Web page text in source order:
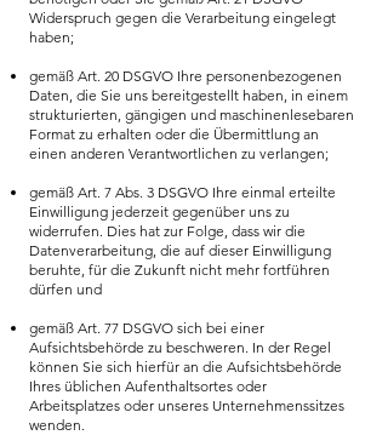
Widerspruch gegen die Verarbeitung eingelegt
haben;
gemäß Art. 20 DSGVO Ihre personenbezogenen
Daten, die Sie uns bereitgestellt haben, in einem
strukturierten, gängigen und maschinenlesebaren
Format zu erhalten oder die Übermittlung an
einen anderen Verantwortlichen zu verlangen;
gemäß Art. 7 Abs. 3 DSGVO Ihre einmal erteilte
Einwilligung jederzeit gegenüber uns zu
widerrufen. Dies hat zur Folge, dass wir die
Datenverarbeitung, die auf dieser Einwilligung
beruhte, für die Zukunft nicht mehr fortführen
dürfen und
gemäß Art. 77 DSGVO sich bei einer
Aufsichtsbehörde zu beschweren. In der Regel
können Sie sich hierfür an die Aufsichtsbehörde
Ihres üblichen Aufenthaltsortes oder
Arbeitsplatzes oder unseres Unternehmenssitzes
wenden.